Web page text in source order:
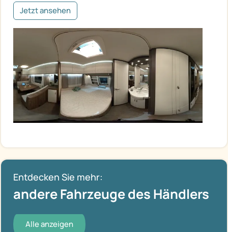
Jetzt ansehen
Entdecken Sie mehr:
andere Fahrzeuge des Händlers
Alle anzeigen